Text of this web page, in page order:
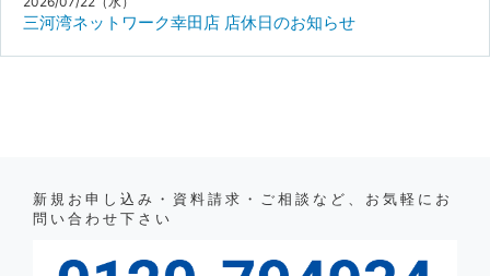
三河湾ネットワーク幸田店 店休日のお知らせ
新規お申し込み・資料請求・ご相談など、お気軽にお
問い合わせ下さい